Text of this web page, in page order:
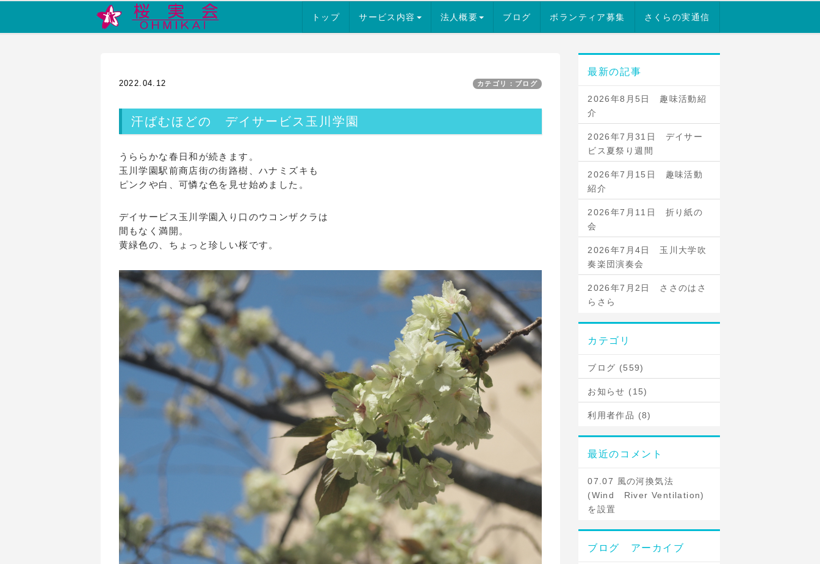
トップ サービス内容 法人概要 ブログ ボランティア募集 さくらの実通信
2022.04.12 カテゴリ：ブログ
汗ばむほどの デイサービス玉川学園
うららかな春日和が続きます。
玉川学園駅前商店街の街路樹、ハナミズキも
ピンクや白、可憐な色を見せ始めました。
デイサービス玉川学園入り口のウコンザクラは
間もなく満開。
黄緑色の、ちょっと珍しい桜です。
最新の記事
2026年8月5日 趣味活動紹
介
2026年7月31日 デイサー
ビス夏祭り週間
2026年7月15日 趣味活動
紹介
2026年7月11日 折り紙の
会
2026年7月4日 玉川大学吹
奏楽団演奏会
2026年7月2日 ささのはさ
らさら
カテゴリ
ブログ (559)
お知らせ (15)
利用者作品 (8)
最近のコメント
07.07 風の河換気法
(Wind River Ventilation)
を設置
ブログ アーカイブ